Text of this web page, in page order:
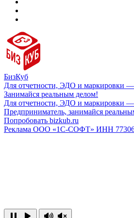
БизКуб
Для отчетности, ЭДО и маркировки
Занимайся реальным делом!
Для отчетности, ЭДО и маркировки
Предприниматель, занимайся
Попробовать bizkub.ru
Реклама ООО «1С-СОФТ» ИНН